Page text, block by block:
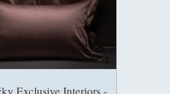
Exclusive Interiors -